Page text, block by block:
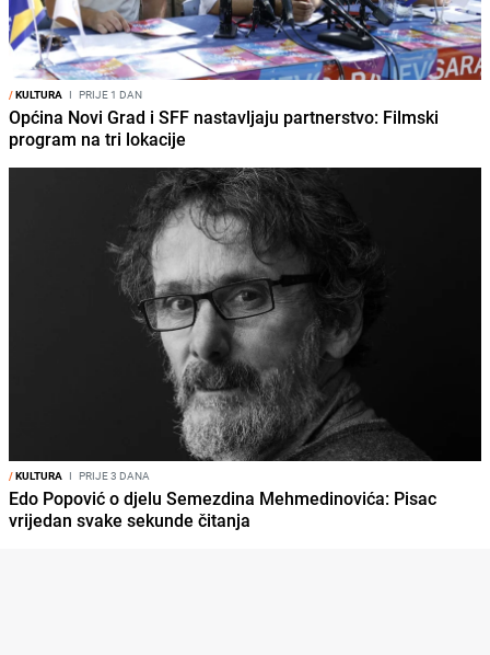
/KULTURA I PRIJE 1 DAN
Općina Novi Grad i SFF nastavljaju partnerstvo: Filmski
program na tri lokacije
/KULTURA I PRIJE 3 DANA
Edo Popović o djelu Semezdina Mehmedinovića: Pisac
vrijedan svake sekunde čitanja